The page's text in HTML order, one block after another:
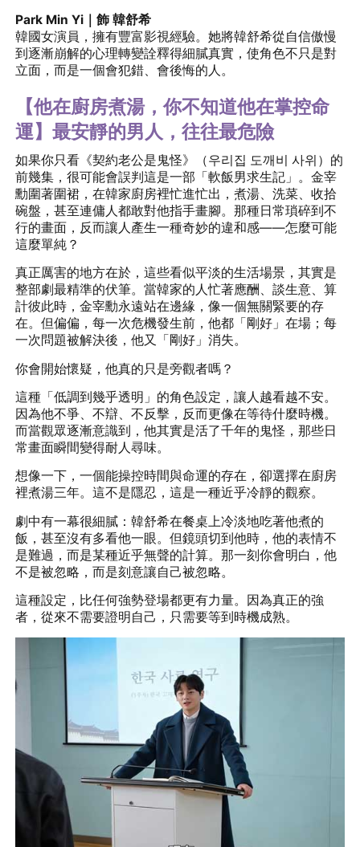
Park Min Yi｜飾 韓舒希
韓國女演員，擁有豐富影視經驗。她將韓舒希從自信傲慢
到逐漸崩解的心理轉變詮釋得細膩真實，使角色不只是對
立面，而是一個會犯錯、會後悔的人。
【他在廚房煮湯，你不知道他在掌控命
運】最安靜的男人，往往最危險
如果你只看《契約老公是鬼怪》（우리집 도깨비 사위）的
前幾集，很可能會誤判這是一部「軟飯男求生記」。金宰
勳圍著圍裙，在韓家廚房裡忙進忙出，煮湯、洗菜、收拾
碗盤，甚至連傭人都敢對他指手畫腳。那種日常瑣碎到不
行的畫面，反而讓人產生一種奇妙的違和感——怎麼可能
這麼單純？
真正厲害的地方在於，這些看似平淡的生活場景，其實是
整部劇最精準的伏筆。當韓家的人忙著應酬、談生意、算
計彼此時，金宰勳永遠站在邊緣，像一個無關緊要的存
在。但偏偏，每一次危機發生前，他都「剛好」在場；每
一次問題被解決後，他又「剛好」消失。
你會開始懷疑，他真的只是旁觀者嗎？
這種「低調到幾乎透明」的角色設定，讓人越看越不安。
因為他不爭、不辯、不反擊，反而更像在等待什麼時機。
而當觀眾逐漸意識到，他其實是活了千年的鬼怪，那些日
常畫面瞬間變得耐人尋味。
想像一下，一個能操控時間與命運的存在，卻選擇在廚房
裡煮湯三年。這不是隱忍，這是一種近乎冷靜的觀察。
劇中有一幕很細膩：韓舒希在餐桌上冷淡地吃著他煮的
飯，甚至沒有多看他一眼。但鏡頭切到他時，他的表情不
是難過，而是某種近乎無聲的計算。那一刻你會明白，他
不是被忽略，而是刻意讓自己被忽略。
這種設定，比任何強勢登場都更有力量。因為真正的強
者，從來不需要證明自己，只需要等到時機成熟。